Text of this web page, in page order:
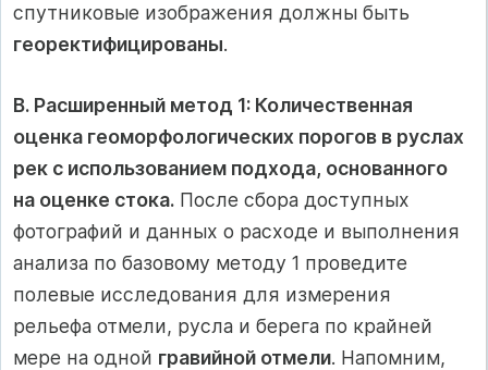
спутниковые изображения должны быть
георектифицированы.
B. Расширенный метод 1: Количественная
оценка геоморфологических порогов в руслах
рек с использованием подхода, основанного
на оценке стока. После сбора доступных
фотографий и данных о расходе и выполнения
анализа по базовому методу 1 проведите
полевые исследования для измерения
рельефа отмели, русла и берега по крайней
мере на одной гравийной отмели. Напомним,